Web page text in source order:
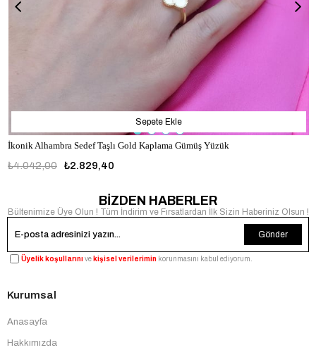
İkonik Alhambra Sedef Taşlı Gold Kaplama Gümüş Yüzük
₺2.829,40
₺4.042,00
Sepete Ekle
BİZDEN HABERLER
Bültenimize Üye Olun ! Tüm İndirim ve Fırsatlardan İlk Sizin Haberiniz Olsun !
Gönder
Üyelik koşullarınıve kişisel verilerimin korunmasını kabul ediyorum.
Kurumsal
Anasayfa
Hakkımızda